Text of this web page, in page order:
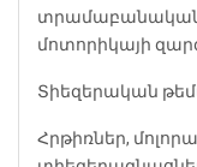
մոտորիկայի
Տիեզերական
Հրթիռներ,